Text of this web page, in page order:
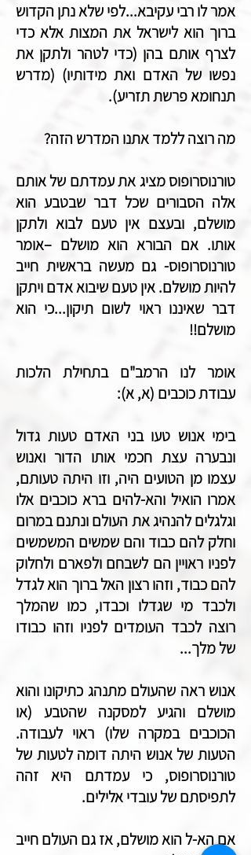
אמר לו רבי עקיבא...לפי שלא נתן הקדוש
ברוך הוא לישראל את המצות אלא כדי
לצרף אותם בהן (כדי לטהר ולתקן את
נפשו של האדם ואת מידותיו) (מדרש
תנחומא פרשת תזריע).
מה רוצה ללמד אתנו המדרש הזה?
טורנוסרופוס מציג את עמדתם של אותם
אלה הסבורים שכל דבר שבטבע הוא
מושלם, ובעצם אין טעם לבוא ולתקן
אותו. אם הבורא הוא מושלם –אומר
טורנוסרופוס- גם מעשה בראשית חייב
להיות מושלם. אין טעם שיבוא אדם ויתקן
דבר שאיננו ראוי לשום תיקון...כי הוא
מושלם!!
אומר לנו הרמב"ם בתחילת הלכות
עבודת כוכבים (א, א):
בימי אנוש טעו בני האדם טעות גדול
ונבערה עצת חכמי אותו הדור ואנוש
עצמו מן הטועים היה, וזו היתה טעותם,
אמרו הואיל והא-להים ברא כוכבים אלו
וגלגלים להנהיג את העולם ונתנם במרום
וחלק להם כבוד והם שמשים המשמשים
לפניו ראויין הם לשבחם ולפארם ולחלוק
להם כבוד, וזהו רצון האל ברוך הוא לגדל
ולכבד מי שגדלו וכבדו, כמו שהמלך
רוצה לכבד העומדים לפניו וזהו כבודו
של מלך...
אנוש ראה שהעולם מתנהג כתיקונו והוא
מושלם והגיע למסקנה שהטבע (או
הכוכבים במקרה שלו) ראוי לעבודה.
הטעות של אנוש היתה דומה לטעות של
טורנוסרופוס, כי עמדתם היא זהה
לתפיסתם של עובדי אלילים.
אם הא-ל הוא מושלם, אז גם העולם חייב